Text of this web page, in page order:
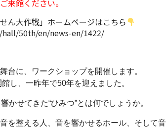
来館ください。
ん大作戦」ホームページはこちら
50th/en/news-en/1422/
台に、ワークショップを開催します。
し、一昨年で50年を迎えました。
かせてきた“ひみつ”とは何でしょうか。
を整える人、音を響かせるホール、そして